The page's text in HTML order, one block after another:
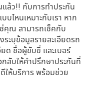
แล้ว!! กับการทำประกัน
ไหนเหมาะกับเรา หาก
คุณ สามารถเช็คกับ
ะบุข้อมูลรายละเอียดรถ
ยด ชื่อผู้ขับขี่ และเบอร์
ลับให้คำปรึกษาประกันที่
ให้บริการ พร้อมช่วย